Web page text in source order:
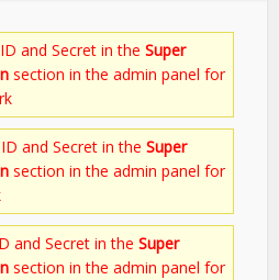
and Secret in theSuper
section in the admin panel for
and Secret in theSuper
section in the admin panel for
and Secret in theSuper
section in the admin panel for